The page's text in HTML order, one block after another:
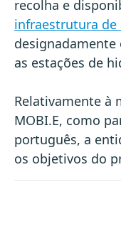
recolha e
infraestrutura
as estações de
Relativamente à
MOBI.E, como
português, a
os objetivos do